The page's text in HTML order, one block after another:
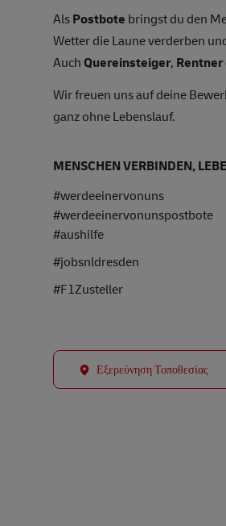
AlsPostbote bringst du den
Wetter die Laune verderben
AuchQuereinsteiger, Rentner
Wir freuen uns auf deine
ganz ohne Lebenslauf.
MENSCHEN VERBINDEN,
#werdeeinervonuns
#werdeeinervonunspostbote
#aushilfe
#jobsnldresden
#F1Zusteller
Εξερεύνηση Τοποθεσίας